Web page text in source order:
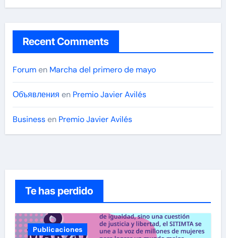
Recent Comments
Forumen Marcha del primero de mayo
Объявления en Premio Javier Avilés
Businessen Premio Javier Avilés
Te has perdido
Publicaciones